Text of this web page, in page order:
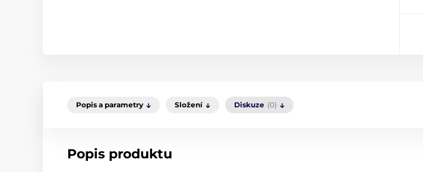
Popis a parametry Složení Diskuze (0)
Popis produktu